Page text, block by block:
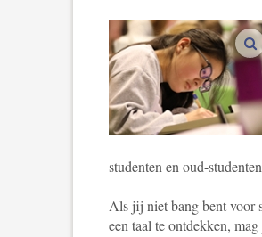
studenten en oud-
Als jij niet bang bent voor
een taal te ontdekken,